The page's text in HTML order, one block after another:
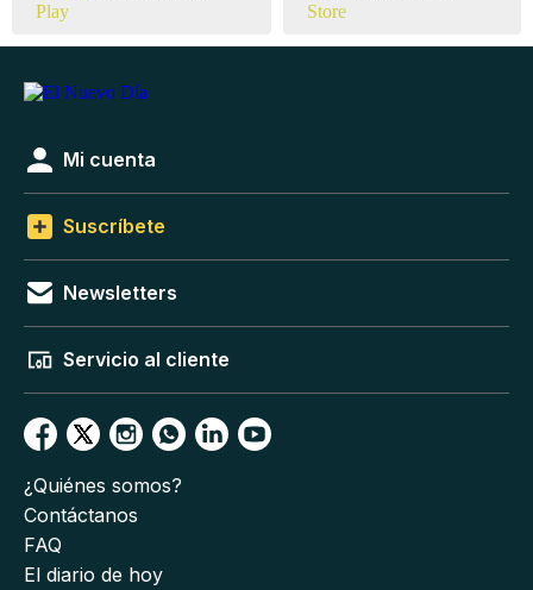
Mi cuenta
Suscríbete
Newsletters
Servicio al cliente
¿Quiénes somos?
Contáctanos
FAQ
El diario de hoy